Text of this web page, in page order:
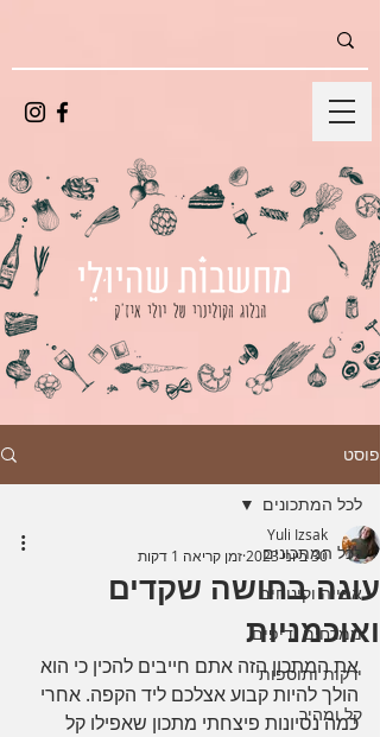
פוסט
לכל המתכונים
אפייה וקינוחים
ממרחים ודיפים
ירקות ותוספות
קל ומהיר
לכל המתכונים
עוגה בחושה שקדים
ואוכמניות
Yuli Izsak
30 ביוני 2023
זמן קריאה 1 דקות
את המתכון הזה אתם חייבים להכין כי הוא
הולך להיות קבוע אצלכם ליד הקפה. אחרי
כמה נסיונות פיצחתי מתכון שאפילו קל